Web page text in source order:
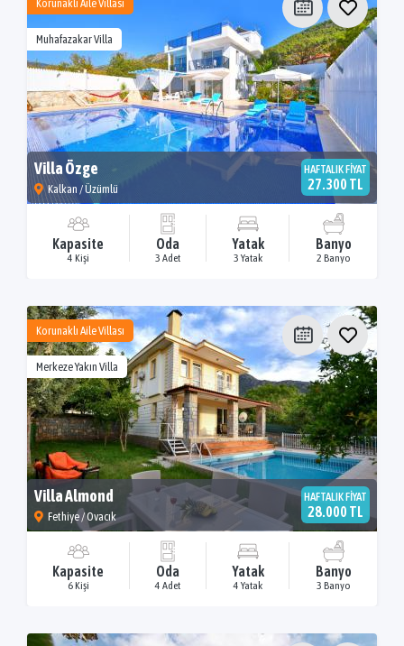
Korunaklı Aile Villası
Muhafazakar Villa
Villa Özge
Kalkan / Üzümlü
HAFTALIK FİYAT
27.300 TL
Kapasite
4 Kişi
Oda
3 Adet
Yatak
3 Yatak
Banyo
2 Banyo
Korunaklı Aile Villası
Merkeze Yakın Villa
Villa Almond
Fethiye / Ovacık
HAFTALIK FİYAT
28.000 TL
Kapasite
6 Kişi
Oda
4 Adet
Yatak
4 Yatak
Banyo
3 Banyo